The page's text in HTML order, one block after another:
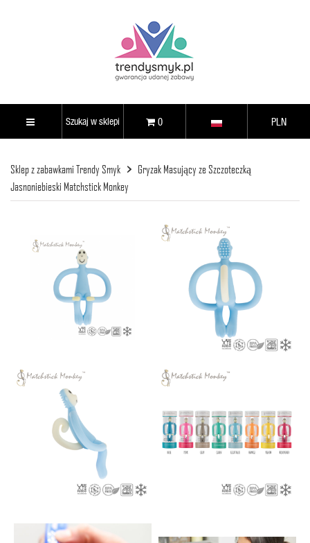
0 PLN
Sklep z zabawkami Trendy Smyk
Gryzak Masujący ze Szczoteczką
Jasnoniebieski Matchstick Monkey